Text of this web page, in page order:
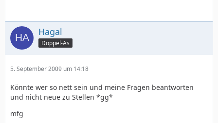
Hagal
Doppel-As
5. September 2009 um 14:18
Könnte wer so nett sein und meine Fragen beantworten
und nicht neue zu Stellen *gg*
mfg